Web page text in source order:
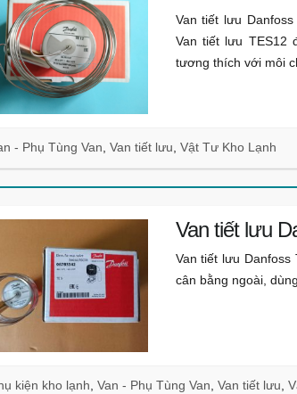
Van tiết lưu
Van tiết lưu TES12
tương thích với môi
- Phụ Tùng Van Van tiết lưu Vật Tư Kho Lạnh
Van tiết lưu
Van tiết lưu Danfoss
cân bằng ngoài,
kiện kho lạnh Van - Phụ Tùng Van Van tiết lưu